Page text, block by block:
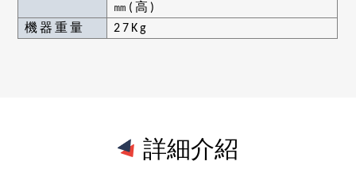
㎜ ( 高 )
機器重量
27Kg
詳細介紹